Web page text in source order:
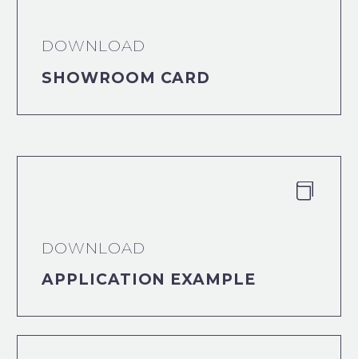
DOWNLOAD
SHOWROOM CARD


DOWNLOAD
APPLICATION EXAMPLE